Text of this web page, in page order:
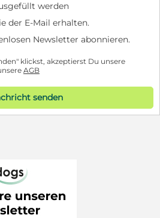
werden
der E-Mail erhalten.
Newsletter abonnieren.
klickst, akzeptierst Du unsere
AGB
senden